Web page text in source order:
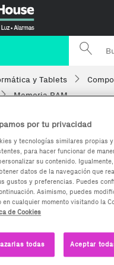
y Tablets
Memoria RAM
por tu privacidad
y tecnologías similares propias
para hacer funcionar de
su contenido.
datos de la navegación que
gustos y preferencias. Puedes
Asimismo, puedes
en cualquier momento visitando la
de Cookies
todas Aceptar